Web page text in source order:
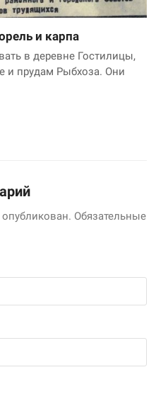
и карпа
в деревне Гостилицы,
и прудам Рыбхоза. Они
Обязательные